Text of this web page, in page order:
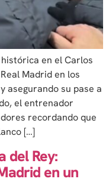
en el Carlos
Madrid en los
asegurando su pase a
el entrenador
recordando que
[…]
del Rey:
en un